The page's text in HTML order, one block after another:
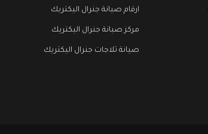
ارقام صيانة جنرال اليكتريك
مركز صيانة جنرال اليكتريك
صيانة ثلاجات جنرال اليكتريك